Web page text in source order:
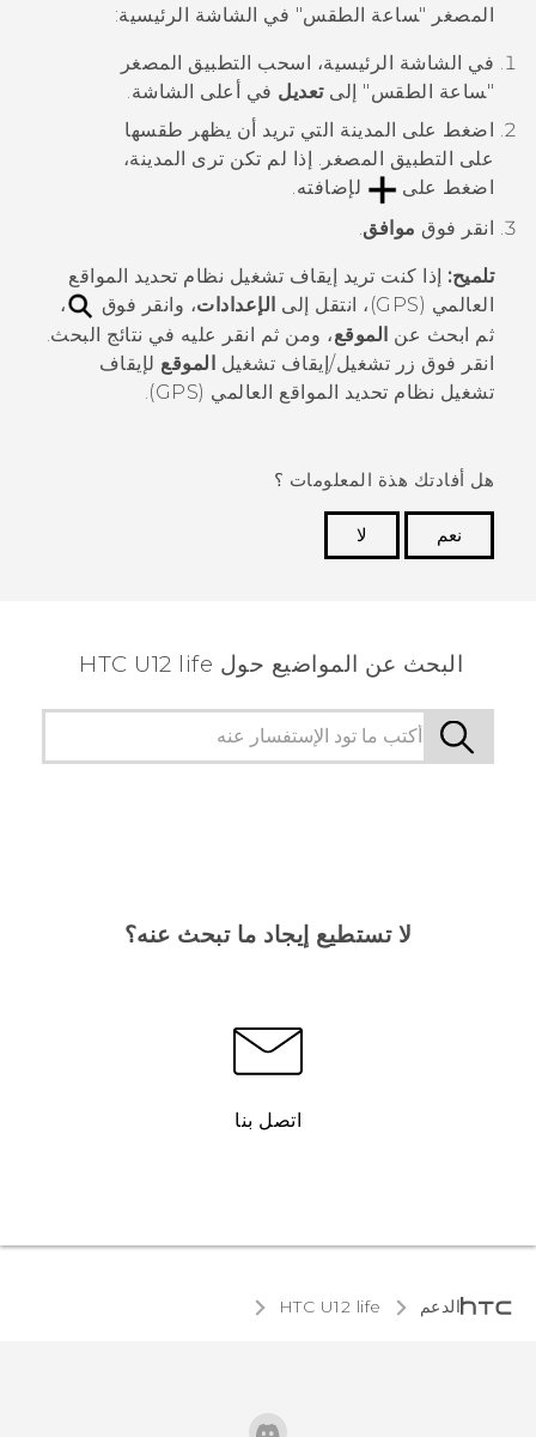
المصغر "‍ساعة الطقس"‍ في الشاشة الرئيسية:
في الشاشة الرئيسية، اسحب التطبيق المصغر
"‍ساعة الطقس"‍ إلىتعديل في أعلى الشاشة.
اضغط على المدينة التي تريد أن يظهر طقسها
على التطبيق المصغر. إذا لم تكن ترى المدينة،
اضغط على
لإضافته.
انقر فوق موافق
تلميح: إذا كنت تريد إيقاف تشغيل نظام تحديد المواقع
العالمي (GPS)، انتقل إلى
الإعدادات، وانقر فوق
،
ثم ابحث عن الموقع، ومن ثم انقر عليه في نتائج البحث.
انقر فوق زر تشغيل/إيقاف تشغيل الموقع لإيقاف
تشغيل نظام تحديد المواقع العالمي (GPS).
هل أفادتك هذة المعلومات ؟
نعم
لا
البحث عن المواضيع حول HTC U12 life
لا تستطيع إيجاد ما تبحث عنه؟
اتصل بنا
الدعم HTC U12 life‎